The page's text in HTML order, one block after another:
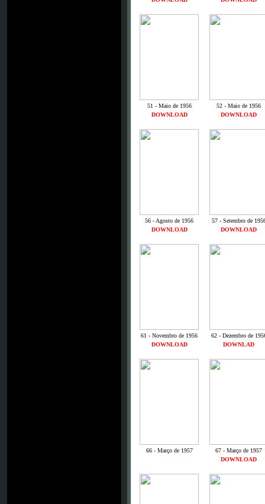
51 - Maio de 1956
52 - Maio de 1956
DOWNLOAD
DOWNLOAD
56 - Agosto de 1956
57 - Setembro de
DOWNLOAD
DOWNLOAD
61 - Novembro de 1956
62 - Dezembro de
DOWNLOAD
DOWNLAD
66 - Março de 1957
67 - Março de 1957
DOWNLOAD